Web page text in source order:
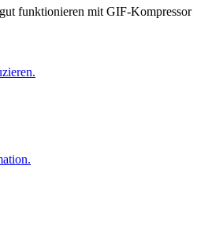
funktionieren mit GIF-Kompressor